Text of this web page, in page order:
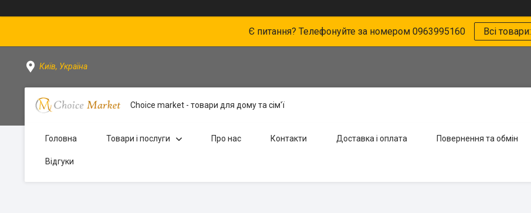
Є питання? Телефонуйте за номером 0963995160 Всі товари:
Київ, Україна
Choice market - товари для дому та сім'ї
Головна Товари і послуги Про нас Контакти Доставка і оплата Повернення та обмін
Відгуки